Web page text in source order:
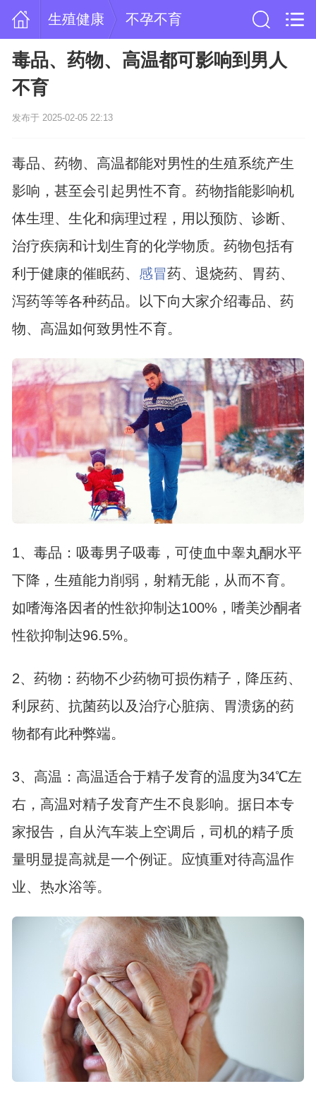
生殖健康 不孕不育
毒品、药物、高温都可影响到男人
不育
发布于 2025-02-05 22:13
毒品、药物、高温都能对男性的生殖系统产生
影响，甚至会引起男性不育。药物指能影响机
体生理、生化和病理过程，用以预防、诊断、
治疗疾病和计划生育的化学物质。药物包括有
利于健康的催眠药、 感冒药、退烧药、胃药、
泻药等等各种药品。以下向大家介绍毒品、药
物、高温如何致男性不育。
1、毒品：吸毒男子吸毒，可使血中睾丸酮水平
下降，生殖能力削弱，射精无能，从而不育。
如嗜海洛因者的性欲抑制达100%，嗜美沙酮者
性欲抑制达96.5%。
2、药物：药物不少药物可损伤精子，降压药、
利尿药、抗菌药以及治疗心脏病、胃溃疡的药
物都有此种弊端。
3、高温：高温适合于精子发育的温度为34℃左
右，高温对精子发育产生不良影响。据日本专
家报告，自从汽车装上空调后，司机的精子质
量明显提高就是一个例证。应慎重对待高温作
业、热水浴等。